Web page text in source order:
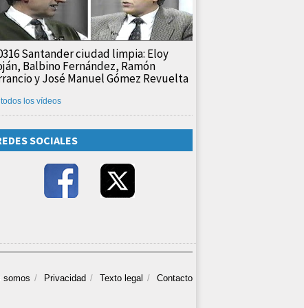
Santander ciudad limpia: Eloy
Balbino Fernández, Ramón
y José Manuel Gómez Revuelta
los vídeos
SOCIALES
somos Privacidad Texto legal Contacto